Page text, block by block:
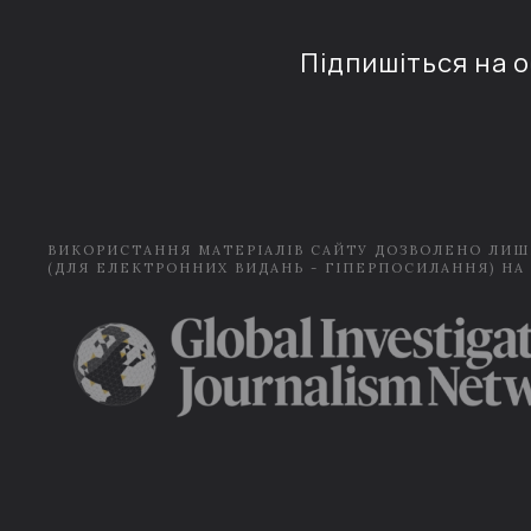
Підпишіться на
ВИКОРИСТАННЯ МАТЕРІАЛІВ САЙТУ ДОЗВОЛЕНО
(ДЛЯ ЕЛЕКТРОННИХ ВИДАНЬ - ГІПЕРПОСИЛАННЯ) НА